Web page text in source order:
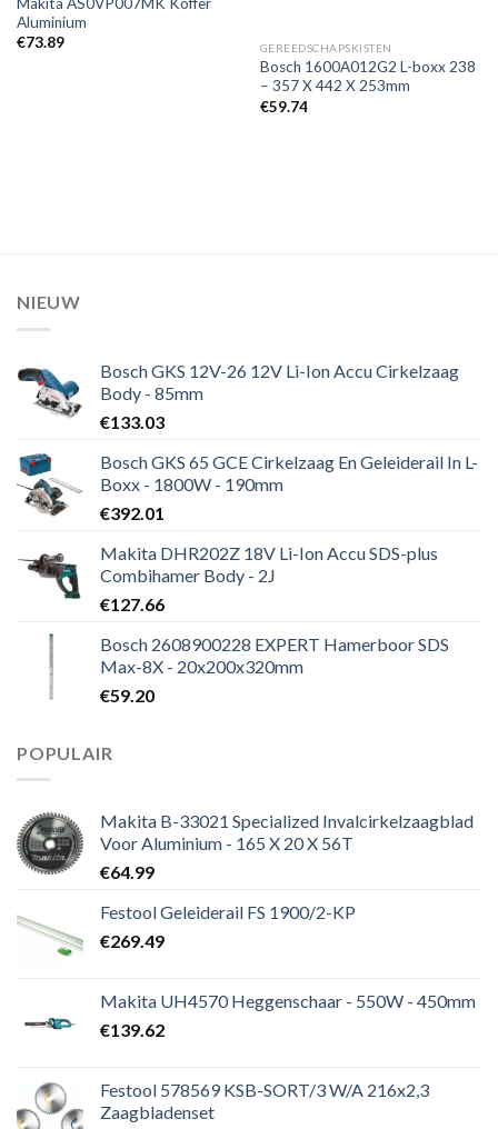
Aluminium
€73.89 GEREEDSCHAPSKISTEN
Bosch 1600A012G2 L-boxx 238
– 357 X 442 X 253mm
€59.74
NIEUW
Bosch GKS 12V-26 12V Li-Ion Accu Cirkelzaag
Body - 85mm
€133.03
Bosch GKS 65 GCE Cirkelzaag En Geleiderail In L-
Boxx - 1800W - 190mm
€392.01
Makita DHR202Z 18V Li-Ion Accu SDS-plus
Combihamer Body - 2J
€127.66
Bosch 2608900228 EXPERT Hamerboor SDS
Max-8X - 20x200x320mm
€59.20
POPULAIR
Makita B-33021 Specialized Invalcirkelzaagblad
Voor Aluminium - 165 X 20 X 56T
€64.99
Festool Geleiderail FS 1900/2-KP
€269.49
Makita UH4570 Heggenschaar - 550W - 450mm
€139.62
Festool 578569 KSB-SORT/3 W/A 216x2,3
Zaagbladenset